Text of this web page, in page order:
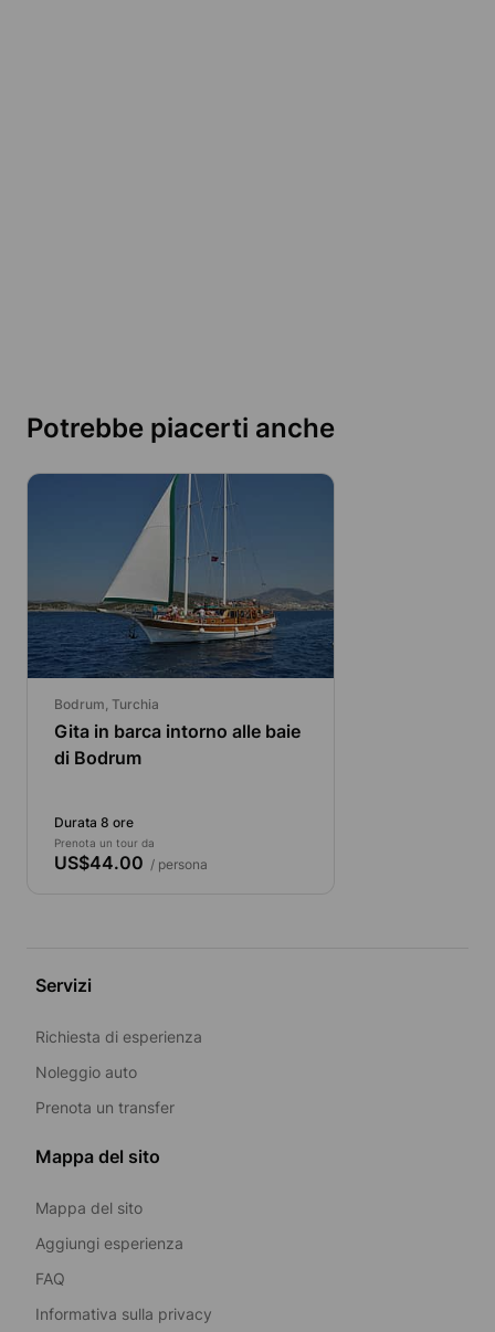
Potrebbe piacerti anche
Bodrum, Turchia
Gita in barca intorno alle baie
di Bodrum
Durata 8 ore
Prenota un tour da
US$44.00 / persona
Servizi
Richiesta di esperienza
Noleggio auto
Prenota un transfer
Mappa del sito
Mappa del sito
Aggiungi esperienza
FAQ
Informativa sulla privacy